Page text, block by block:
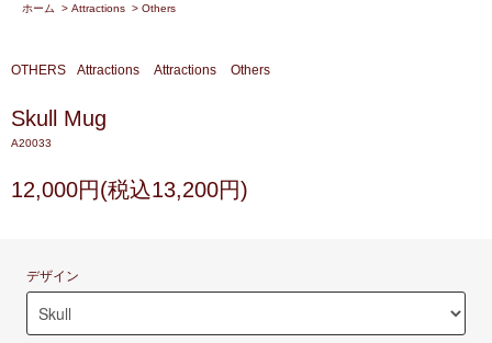
ホーム
> Attractions > Others
OTHERS Attractions Attractions Others
Skull Mug
A20033
12,000円(税込13,200円)
デザイン